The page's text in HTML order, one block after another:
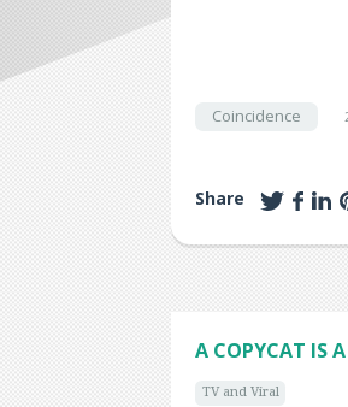
Coincidence
Share
A COPYCAT IS
TV and Viral